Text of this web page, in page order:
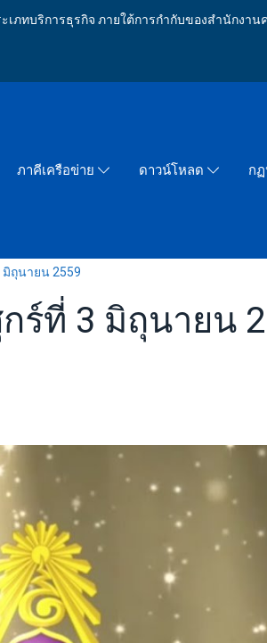
ภทบริการธุรกิจ ภายใต้การกำกับของสำนักง
ภาคีเครือข่าย ดาวน์โหลด ก
มิถุนายน 2559
ร์ที่ 3 มิถุนายน